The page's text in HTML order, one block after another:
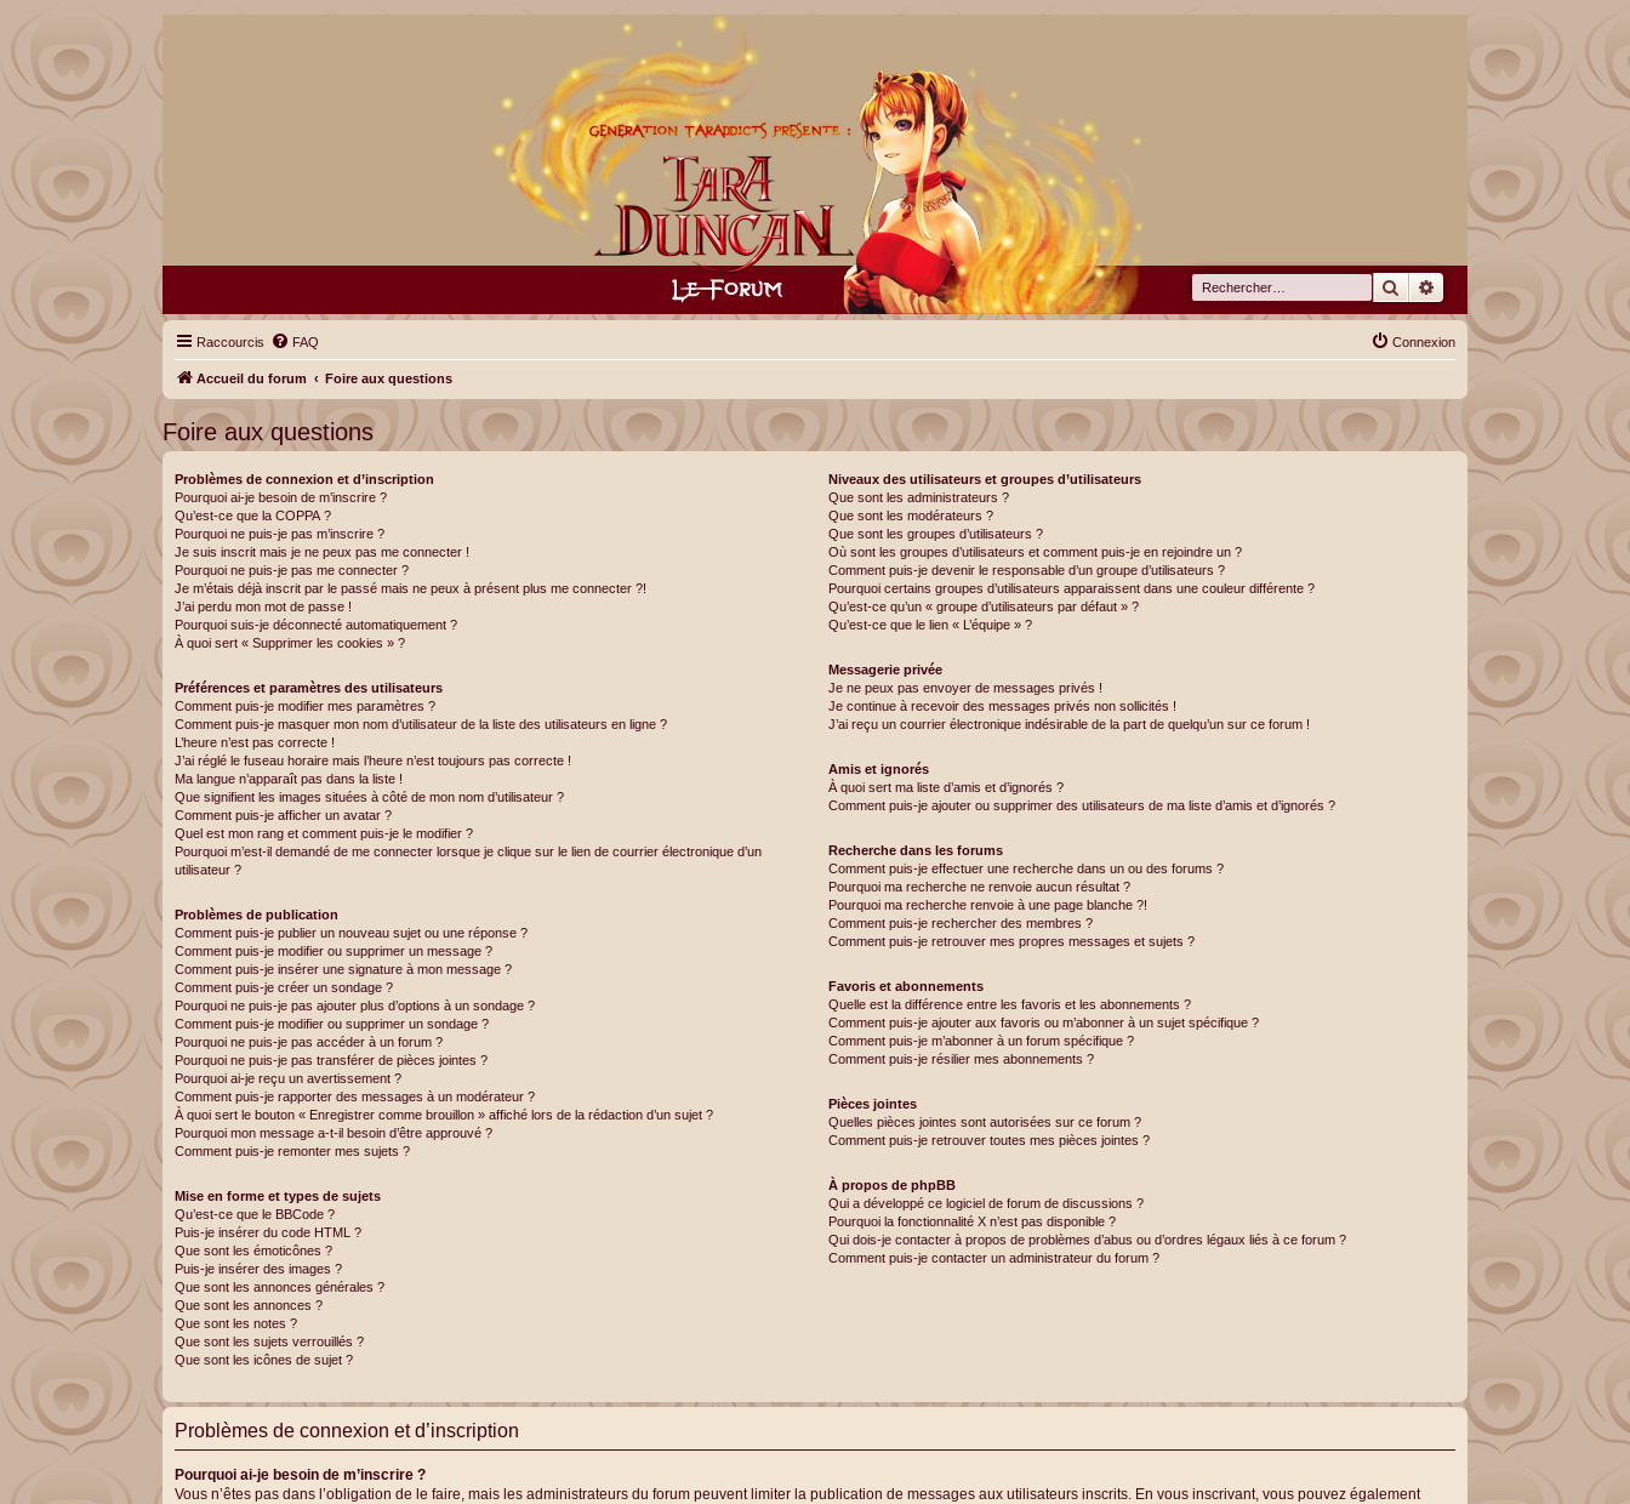
RechercherRecherche avancée
Raccourcis FAQ Connexion
Accueil du forum Foire aux questions
Foire aux questions
Problèmes de connexion et d’inscription
Pourquoi ai-je besoin de m’inscrire ?
Qu’est-ce que la COPPA ?
Pourquoi ne puis-je pas m’inscrire ?
Je suis inscrit mais je ne peux pas me connecter !
Pourquoi ne puis-je pas me connecter ?
Je m’étais déjà inscrit par le passé mais ne peux à présent plus me connecter ?!
J’ai perdu mon mot de passe !
Pourquoi suis-je déconnecté automatiquement ?
À quoi sert « Supprimer les cookies » ?
Préférences et paramètres des utilisateurs
Comment puis-je modifier mes paramètres ?
Comment puis-je masquer mon nom d’utilisateur de la liste des utilisateurs en ligne ?
L’heure n’est pas correcte !
J’ai réglé le fuseau horaire mais l’heure n’est toujours pas correcte !
Ma langue n’apparaît pas dans la liste !
Que signifient les images situées à côté de mon nom d’utilisateur ?
Comment puis-je afficher un avatar ?
Quel est mon rang et comment puis-je le modifier ?
Pourquoi m’est-il demandé de me connecter lorsque je clique sur le lien de courrier électronique d’un
utilisateur ?
Problèmes de publication
Comment puis-je publier un nouveau sujet ou une réponse ?
Comment puis-je modifier ou supprimer un message ?
Comment puis-je insérer une signature à mon message ?
Comment puis-je créer un sondage ?
Pourquoi ne puis-je pas ajouter plus d’options à un sondage ?
Comment puis-je modifier ou supprimer un sondage ?
Pourquoi ne puis-je pas accéder à un forum ?
Pourquoi ne puis-je pas transférer de pièces jointes ?
Pourquoi ai-je reçu un avertissement ?
Comment puis-je rapporter des messages à un modérateur ?
À quoi sert le bouton « Enregistrer comme brouillon » affiché lors de la rédaction d’un sujet ?
Pourquoi mon message a-t-il besoin d’être approuvé ?
Comment puis-je remonter mes sujets ?
Mise en forme et types de sujets
Qu’est-ce que le BBCode ?
Puis-je insérer du code HTML ?
Que sont les émoticônes ?
Puis-je insérer des images ?
Que sont les annonces générales ?
Que sont les annonces ?
Que sont les notes ?
Que sont les sujets verrouillés ?
Que sont les icônes de sujet ?
Niveaux des utilisateurs et groupes d’utilisateurs
Que sont les administrateurs ?
Que sont les modérateurs ?
Que sont les groupes d’utilisateurs ?
Où sont les groupes d’utilisateurs et comment puis-je en rejoindre un ?
Comment puis-je devenir le responsable d’un groupe d’utilisateurs ?
Pourquoi certains groupes d’utilisateurs apparaissent dans une couleur différente ?
Qu’est-ce qu’un « groupe d’utilisateurs par défaut » ?
Qu’est-ce que le lien « L’équipe » ?
Messagerie privée
Je ne peux pas envoyer de messages privés !
Je continue à recevoir des messages privés non sollicités !
J’ai reçu un courrier électronique indésirable de la part de quelqu’un sur ce forum !
Amis et ignorés
À quoi sert ma liste d’amis et d’ignorés ?
Comment puis-je ajouter ou supprimer des utilisateurs de ma liste d’amis et d’ignorés ?
Recherche dans les forums
Comment puis-je effectuer une recherche dans un ou des forums ?
Pourquoi ma recherche ne renvoie aucun résultat ?
Pourquoi ma recherche renvoie à une page blanche ?!
Comment puis-je rechercher des membres ?
Comment puis-je retrouver mes propres messages et sujets ?
Favoris et abonnements
Quelle est la différence entre les favoris et les abonnements ?
Comment puis-je ajouter aux favoris ou m’abonner à un sujet spécifique ?
Comment puis-je m’abonner à un forum spécifique ?
Comment puis-je résilier mes abonnements ?
Pièces jointes
Quelles pièces jointes sont autorisées sur ce forum ?
Comment puis-je retrouver toutes mes pièces jointes ?
À propos de phpBB
Qui a développé ce logiciel de forum de discussions ?
Pourquoi la fonctionnalité X n’est pas disponible ?
Qui dois-je contacter à propos de problèmes d’abus ou d’ordres légaux liés à ce forum ?
Comment puis-je contacter un administrateur du forum ?
Problèmes de connexion et d’inscription
Pourquoi ai-je besoin de m’inscrire ?
Vous n’êtes pas dans l’obligation de le faire, mais les administrateurs du forum peuvent limiter la publication de messages aux utilisateurs inscrits. En vous inscrivant, vous pouvez également